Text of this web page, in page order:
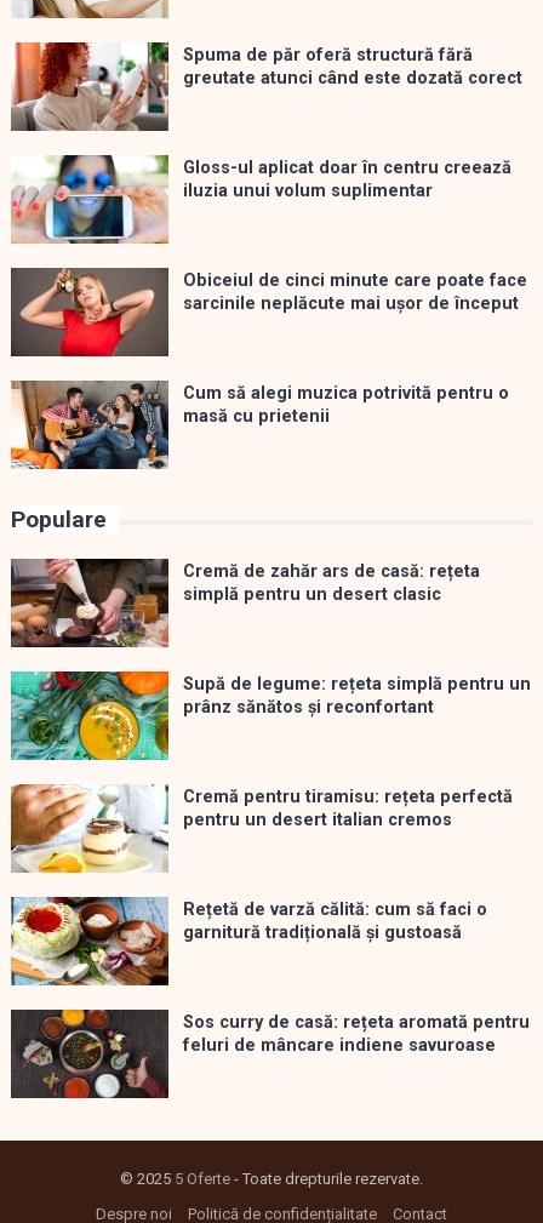
Spuma de păr oferă structură fără
greutate atunci când este dozată corect
Gloss-ul aplicat doar în centru creează
iluzia unui volum suplimentar
Obiceiul de cinci minute care poate face
sarcinile neplăcute mai ușor de început
Cum să alegi muzica potrivită pentru o
masă cu prietenii
Populare
Cremă de zahăr ars de casă: rețeta
simplă pentru un desert clasic
Supă de legume: rețeta simplă pentru un
prânz sănătos și reconfortant
Cremă pentru tiramisu: rețeta perfectă
pentru un desert italian cremos
Rețetă de varză călită: cum să faci o
garnitură tradițională și gustoasă
Sos curry de casă: rețeta aromată pentru
feluri de mâncare indiene savuroase
© 2025 5 Oferte- Toate drepturile rezervate.
Despre noi
Politică de confidențialitate Contact